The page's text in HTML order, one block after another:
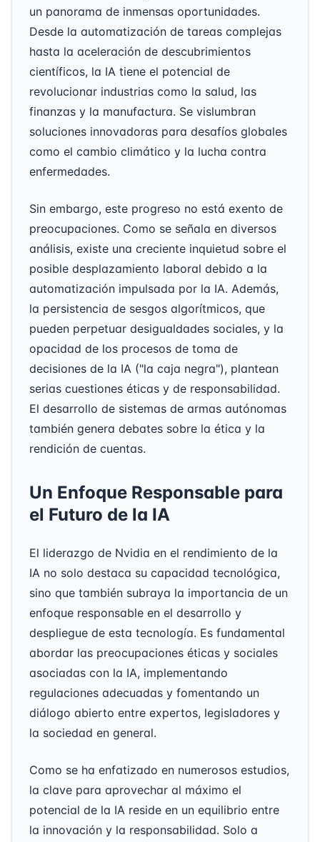
un panorama de inmensas oportunidades.
Desde la automatización de tareas complejas
hasta la aceleración de descubrimientos
científicos, la IA tiene el potencial de
revolucionar industrias como la salud, las
finanzas y la manufactura. Se vislumbran
soluciones innovadoras para desafíos globales
como el cambio climático y la lucha contra
enfermedades.
Sin embargo, este progreso no está exento de
preocupaciones. Como se señala en diversos
análisis, existe una creciente inquietud sobre el
posible desplazamiento laboral debido a la
automatización impulsada por la IA. Además,
la persistencia de sesgos algorítmicos, que
pueden perpetuar desigualdades sociales, y la
opacidad de los procesos de toma de
decisiones de la IA ("la caja negra"), plantean
serias cuestiones éticas y de responsabilidad.
El desarrollo de sistemas de armas autónomas
también genera debates sobre la ética y la
rendición de cuentas.
Un Enfoque Responsable para
el Futuro de la IA
El liderazgo de Nvidia en el rendimiento de la
IA no solo destaca su capacidad tecnológica,
sino que también subraya la importancia de un
enfoque responsable en el desarrollo y
despliegue de esta tecnología. Es fundamental
abordar las preocupaciones éticas y sociales
asociadas con la IA, implementando
regulaciones adecuadas y fomentando un
diálogo abierto entre expertos, legisladores y
la sociedad en general.
Como se ha enfatizado en numerosos estudios,
la clave para aprovechar al máximo el
potencial de la IA reside en un equilibrio entre
la innovación y la responsabilidad. Solo a